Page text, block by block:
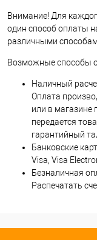
Внимание! Для
один способ оплаты
различными
Возможные способы
Наличный
Оплата
или в магазине
передается
гарантийный
Банковские
Visa, Visa
Безналичная
Распечатать